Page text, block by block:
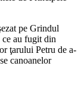
pe Grindul
au fugit din
ţarului Petru de a-
canoanelor